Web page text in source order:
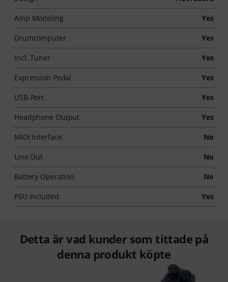
Amp Modeling Yes
Drumcomputer Yes
Incl. Tuner Yes
Expression Pedal Yes
USB-Port Yes
Headphone Output Yes
MIDI Interface No
Line Out No
Battery Operation No
PSU included Yes
Detta är vad kunder som tittade på
denna produkt köpte